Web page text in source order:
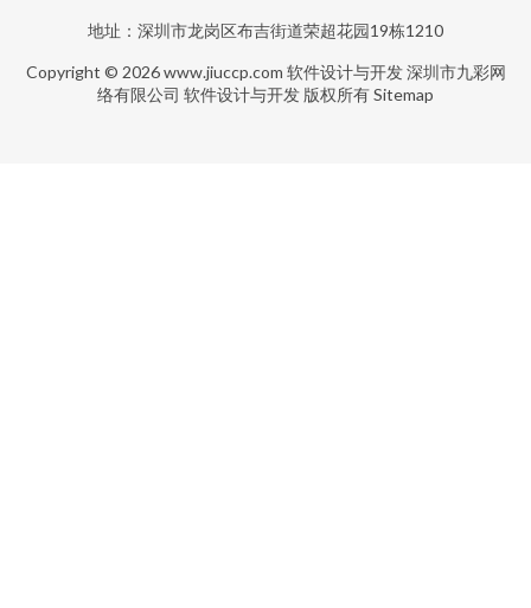
地址：深圳市龙岗区布吉街道荣超花园19栋1210
Copyright © 2026www.jiuccp.com 软件设计与开发 深圳市九彩网
络有限公司 软件设计与开发 版权所有Sitemap